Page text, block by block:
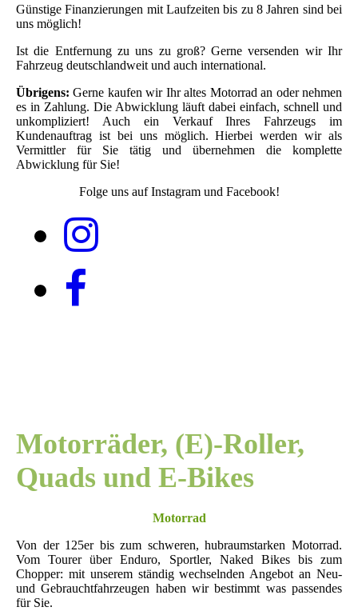
Günstige Finanzierungen mit Laufzeiten bis zu 8 Jahren sind bei
uns möglich!
Ist die Entfernung zu uns zu groß? Gerne versenden wir Ihr
Fahrzeug deutschlandweit und auch international.
Übrigens: Gerne kaufen wir Ihr altes Motorrad an oder nehmen
es in Zahlung. Die Abwicklung läuft dabei einfach, schnell und
unkompliziert! Auch ein Verkauf Ihres Fahrzeugs im
Kundenauftrag ist bei uns möglich. Hierbei werden wir als
Vermittler für Sie tätig und übernehmen die komplette
Abwicklung für Sie!
Folge uns auf Instagram und Facebook!
Motorräder, (E)-Roller,
Quads und E-Bikes
Motorrad
Von der 125er bis zum schweren, hubraumstarken Motorrad.
Vom Tourer über Enduro, Sportler, Naked Bikes bis zum
Chopper: mit unserem ständig wechselnden Angebot an Neu-
und Gebrauchtfahrzeugen haben wir bestimmt was passendes
für Sie.